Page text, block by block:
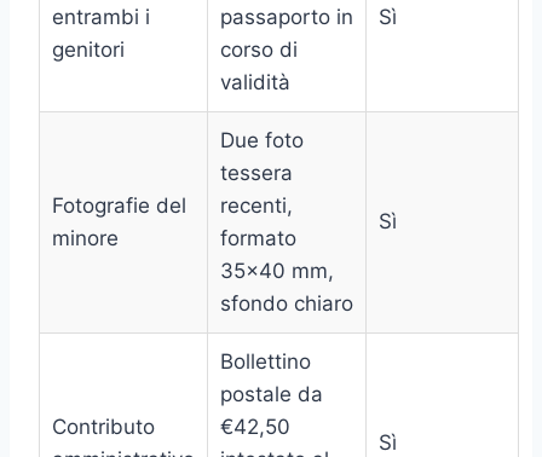
entrambi i
genitori
passaporto in
corso di
validità
Sì
Fotografie del
minore
Due foto
tessera
recenti,
formato
35×40 mm,
sfondo chiaro
Sì
Contributo
Bollettino
postale da
€42,50
Sì